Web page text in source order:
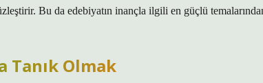
Bu da edebiyatın inançla ilgili en güçlü
Tanık Olmak